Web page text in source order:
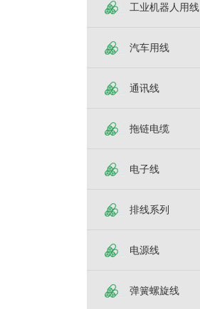
工业机器人用线
汽车用线
通讯线
拖链电缆
电子线
排线系列
电源线
弹簧螺旋线